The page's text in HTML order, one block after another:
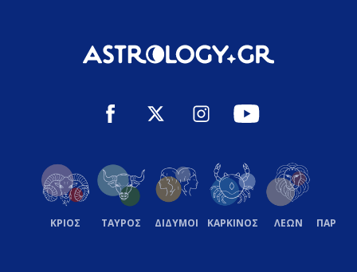
ΚΡΙΟΣ ΤΑΥΡΟΣ ΔΙΔΥΜΟΙ ΚΑΡΚΙΝΟΣ ΛΕΩΝ